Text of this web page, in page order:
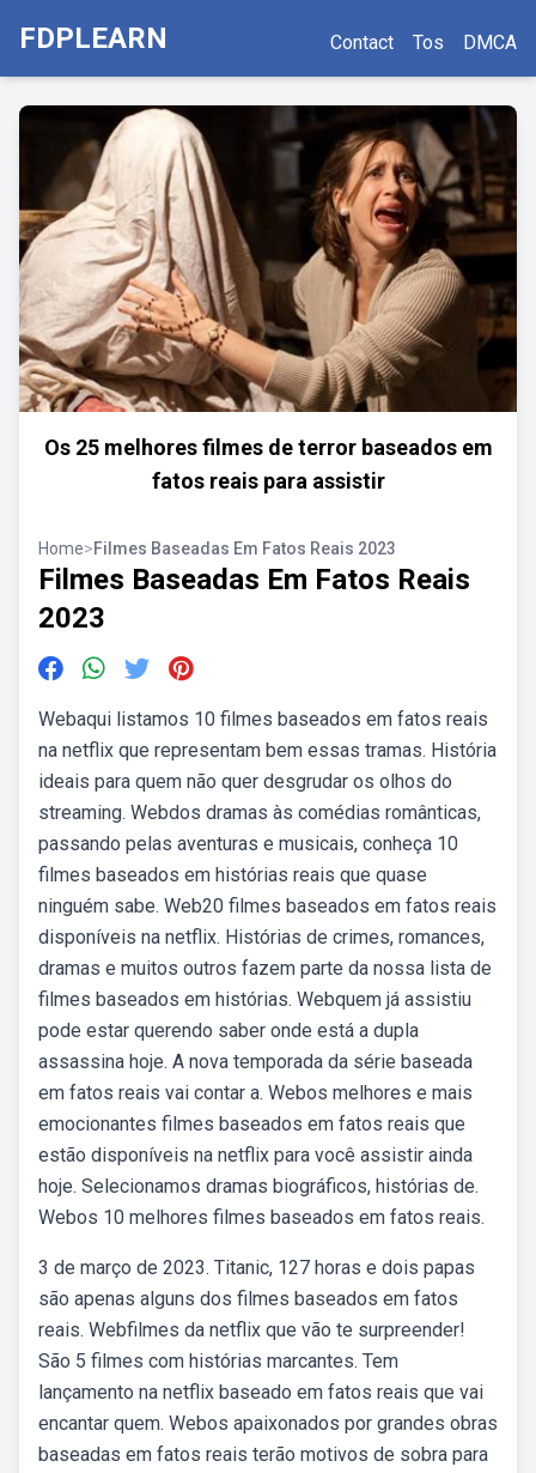
FDPLEARN Contact Tos DMCA
Os 25 melhores filmes de terror baseados em
fatos reais para assistir
Home>Filmes Baseadas Em Fatos Reais 2023
Filmes Baseadas Em Fatos Reais
2023
Webaqui listamos 10 filmes baseados em fatos reais
na netflix que representam bem essas tramas. História
ideais para quem não quer desgrudar os olhos do
streaming. Webdos dramas às comédias românticas,
passando pelas aventuras e musicais, conheça 10
filmes baseados em histórias reais que quase
ninguém sabe. Web20 filmes baseados em fatos reais
disponíveis na netflix. Histórias de crimes, romances,
dramas e muitos outros fazem parte da nossa lista de
filmes baseados em histórias. Webquem já assistiu
pode estar querendo saber onde está a dupla
assassina hoje. A nova temporada da série baseada
em fatos reais vai contar a. Webos melhores e mais
emocionantes filmes baseados em fatos reais que
estão disponíveis na netflix para você assistir ainda
hoje. Selecionamos dramas biográficos, histórias de.
Webos 10 melhores filmes baseados em fatos reais.
3 de março de 2023. Titanic, 127 horas e dois papas
são apenas alguns dos filmes baseados em fatos
reais. Webfilmes da netflix que vão te surpreender!
São 5 filmes com histórias marcantes. Tem
lançamento na netflix baseado em fatos reais que vai
encantar quem. Webos apaixonados por grandes obras
baseadas em fatos reais terão motivos de sobra para